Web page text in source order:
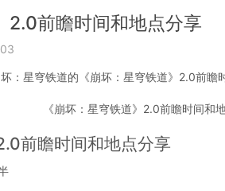
2.0前瞻时间和地点分享
：星穹铁道的《崩坏：星穹铁道》2.0前瞻
前瞻时间和地点分享